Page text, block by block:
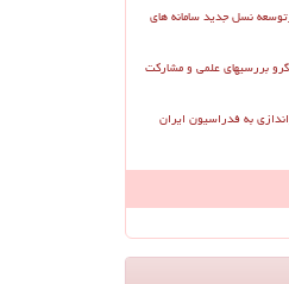
نسل جدید سامانه های
بررسیهای علمی و مشارکت
به فدراسیون ایران